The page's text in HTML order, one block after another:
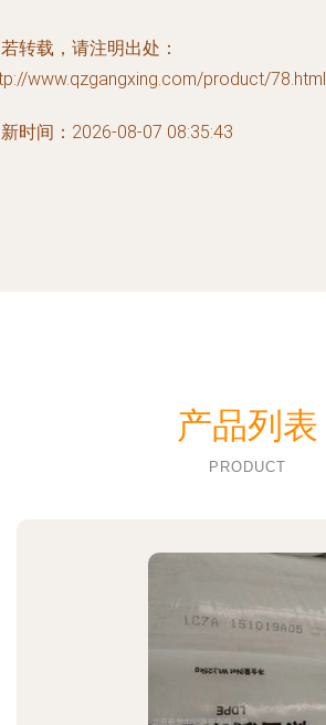
转载，请注明出处：
www.qzgangxing.com/product/78.html
时间：2026-08-07 08:35:43
产品列表
PRODUCT